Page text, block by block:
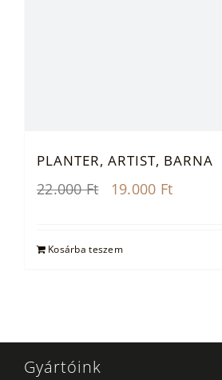
PLANTER, ARTIST, BARNA
22.000Ft
Original
22.000 Ft.
19.000 Ft
Kosárba teszem
Gyártóink